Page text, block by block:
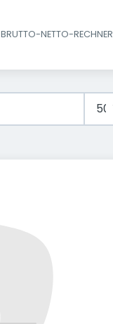
BRUTTO-NETTO-RECHNER